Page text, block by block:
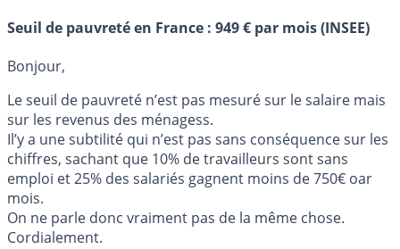
Seuil de pauvreté en France : 949 € par mois (INSEE)
Bonjour,
Le seuil de pauvreté n’est pas mesuré sur le salaire mais
sur les revenus des ménagess.
Il’y a une subtilité qui n’est pas sans conséquence sur les
chiffres, sachant que 10% de travailleurs sont sans
emploi et 25% des salariés gagnent moins de 750€ oar
mois.
On ne parle donc vraiment pas de la même chose.
Cordialement.